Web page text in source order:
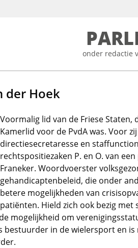
onder redactie
der Hoek
Voormalig lid van de Friese Staten,
Kamerlid voor de PvdA was. Voor
directiesecretaresse en
rechtspositiezaken P. en O. van
Franeker. Woordvoerster
gehandicaptenbeleid, die onder
betere mogelijkheden van
patiënten. Hield zich ook bezig met
mogelijkheid om
bestuurder in de wielersport en is